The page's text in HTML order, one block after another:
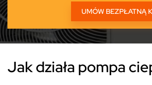
Jak działa pompa